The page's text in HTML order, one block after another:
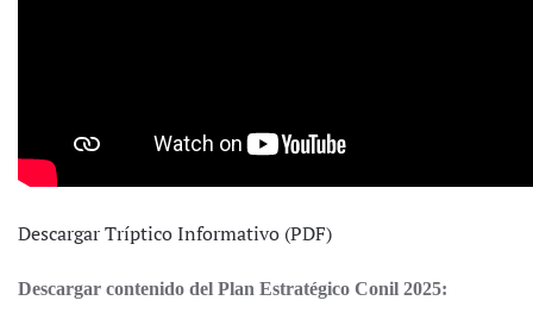
Descargar Tríptico Informativo (PDF)
Descargar contenido del Plan Estratégico Conil 2025: